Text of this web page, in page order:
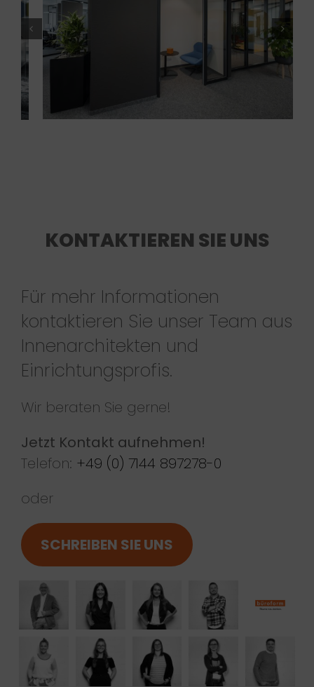
KONTAKTIEREN SIE UNS
Für mehr Informationen
kontaktieren Sie unser Team aus
Innenarchitekten und
Einrichtungsprofis.
Wir beraten Sie gerne!
Jetzt Kontakt aufnehmen!
Telefon: +49 (0) 7144 897278-0
oder
SCHREIBEN SIE UNS